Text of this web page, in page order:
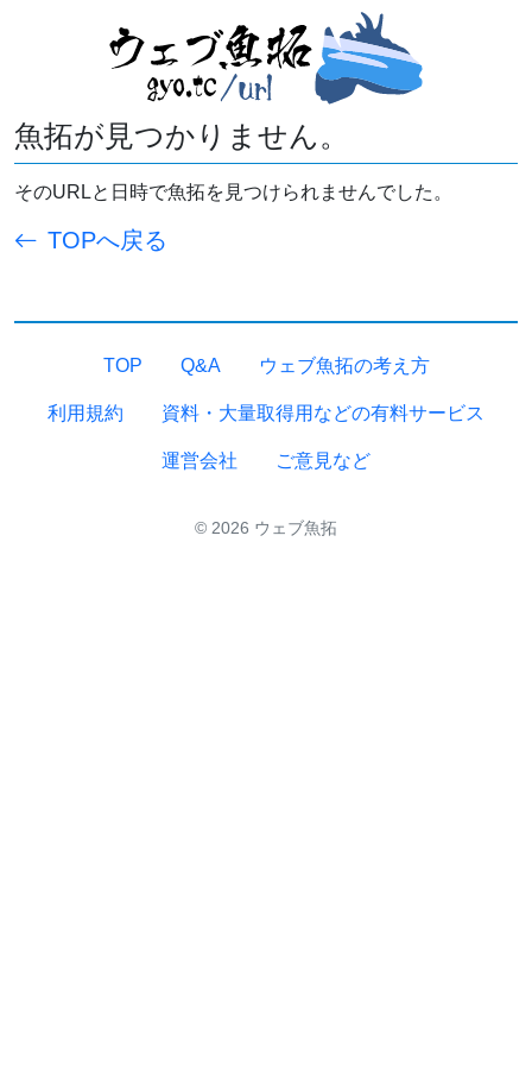
魚拓が見つかりません。
そのURLと日時で魚拓を見つけられませんでした。
TOPへ戻る
TOP Q&A ウェブ魚拓の考え方
利用規約 資料・大量取得用などの有料サービス
運営会社 ご意見など
© 2026 ウェブ魚拓